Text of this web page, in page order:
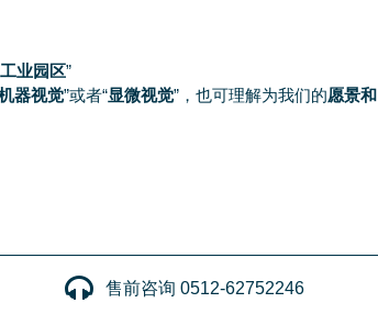
业园区”
器视觉”或者“显微视觉”，也可理解为我们的愿景和
售前咨询 0512-62752246